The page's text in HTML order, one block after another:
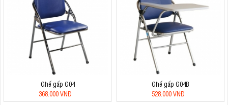
Ghế gấp G04
368.000 VNĐ
Ghế gấp G04B
528.000 VNĐ